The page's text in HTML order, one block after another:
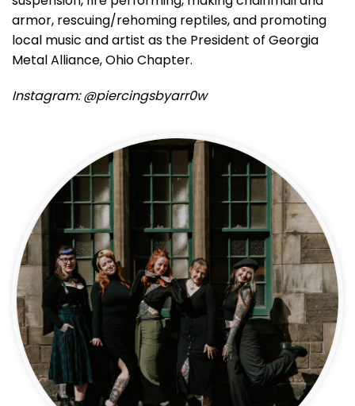
armor, rescuing/rehoming reptiles, and promoting
local music and artist as the President of Georgia
Metal Alliance, Ohio Chapter.
Instagram: @piercingsbyarr0w